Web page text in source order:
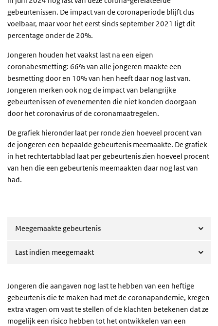
gebeurtenissen. De impact van de coronaperiode blijft dus
voelbaar, maar voor het eerst sinds september 2021 ligt dit
percentage onder de 20%.
Jongeren houden het vaakst last na een eigen
coronabesmetting: 66% van alle jongeren maakte een
besmetting door en 10% van hen heeft daar nog last van.
Jongeren merken ook nog de impact van belangrijke
gebeurtenissen of evenementen die niet konden doorgaan
door het coronavirus of de coronamaatregelen.
De grafiek hieronder laat per ronde zien hoeveel procent van
de jongeren een bepaalde gebeurtenis meemaakte. De grafiek
in het rechtertabblad laat per gebeurtenis zien hoeveel procent
van hen die een gebeurtenis meemaakten daar nog last van
had.
Meegemaakte gebeurtenis
Last indien meegemaakt
Jongeren die aangaven nog last te hebben van een heftige
gebeurtenis die te maken had met de coronapandemie, kregen
extra vragen om vast te stellen of de klachten betekenen dat ze
mogelijk een risico hebben tot het ontwikkelen van een